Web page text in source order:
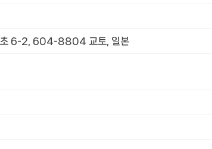
초 6-2, 604-8804 교토, 일본